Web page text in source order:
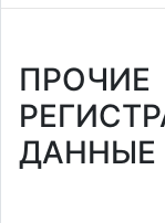
ПРОЧИЕ
ДАННЫЕ